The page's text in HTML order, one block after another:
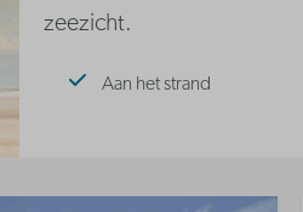
zeezicht.
Aan het strand